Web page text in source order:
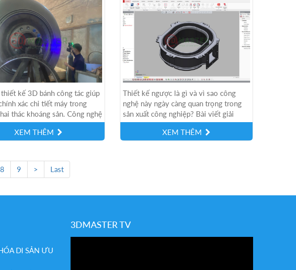
thiết kế 3D bánh công tác giúp
xác chi tiết máy trong
thác khoáng sản. Công nghệ
hỗ trợ phục hồi bản vẽ...
XEM THÊM
Thiết kế ngược là gì và vì sao công
nghệ này ngày càng quan trọng trong
sản xuất công nghiệp? Bài viết giải
thích khái niệm thiết kế ngược,...
XEM THÊM
8 9 > Last
DI SẢN ƯU
3DMASTER TV